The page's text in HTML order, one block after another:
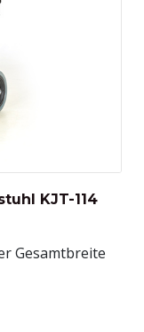
KJT-114
Gesamtbreite